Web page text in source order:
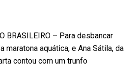
BRASILEIRO – Para desbancar
maratona aquática, e Ana Sátila, da
contou com um trunfo